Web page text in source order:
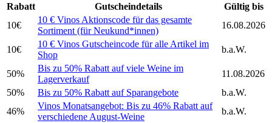
Rabatt Gutscheindetails
Gültig bis
10€
10 € Vinos Aktionscode für das gesamte
Sortiment (für Neukund*innen)
16.08.2026
10€
10 € Vinos Gutscheincode für alle Artikel im
Shop
b.a.W.
50%
Bis zu 50% Rabatt auf viele Weine im
Lagerverkauf
11.08.2026
50%
Bis zu 50% Rabatt auf Sparangebote
b.a.W.
46%
Vinos Monatsangebot: Bis zu 46% Rabatt auf
verschiedene August-Weine
b.a.W.